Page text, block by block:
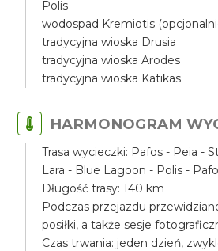
Polis
wodospad Kremiotis
tradycyjna wioska Drusia
tradycyjna wioska Arodes
tradycyjna wioska Katikas
HARMONOGRAM
Trasa wycieczki: Pafos - Peia -
Lara - Blue Lagoon - Polis -
Długość trasy: 140 km
Podczas przejazdu
posiłki, a także sesje
Czas trwania: jeden dzień,